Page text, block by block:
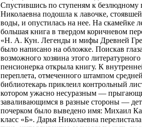
Спустившись по ступеням к безлюдному
Николаевна подошла к лавочке,
воды, и опустилась на нее. На скамейке
большая книга в твердом коричневом
«Н. А. Кун. Легенды и мифы Древней
было написано на обложке. Поискав
возможного хозяина этого
пенсионерка открыла книгу. К
переплета, отмеченного штампом
библиотекарь приклеил контрольный
котором ужасно несуразным —
заваливающимся в разные стороны —
почерком было выведено имя: Михаил
класс «Б». Дарья Николаевна